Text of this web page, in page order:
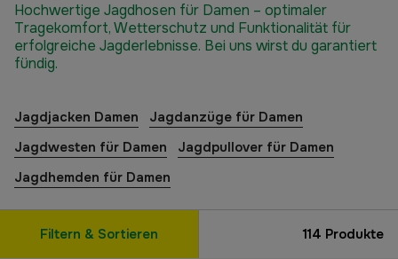
Hochwertige Jagdhosen für Damen – optimaler
Tragekomfort, Wetterschutz und Funktionalität für
erfolgreiche Jagderlebnisse. Bei uns wirst du garantiert
fündig.
Jagdjacken Damen
Jagdanzüge für Damen
Jagdwesten für Damen
Jagdpullover für Damen
Jagdhemden für Damen
Filtern & Sortieren 114 Produkte